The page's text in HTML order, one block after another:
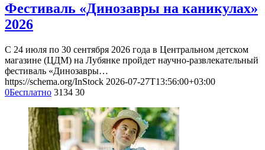
Фестиваль «Динозавры на каникулах»
2026
С 24 июля по 30 сентября 2026 года в Центральном детском
магазине (ЦДМ) на Лубянке пройдет научно-развлекательный
фестиваль «Динозавры…
https://schema.org/InStock 2026-07-27T13:56:00+03:00
0Бесплатно 3134 30